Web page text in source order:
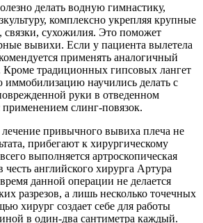
делать водную гимнастику,
комплексно укрепляя крупные
сухожилия. Это поможет
вывихи. Если у пациента вылетела
применять аналогичный
традиционных гипсовых лангет
иммобилизацию научились делать с
руки в отведенном
слинг-повязок.
привычного вывиха плеча не
прибегают к хирургическому
выполняется артроскопическая
честь английского хирурга Артура
данной операции не делается
разрезов, а лишь несколько точечных
хирург создает себе для работы
в один-два сантиметра каждый.